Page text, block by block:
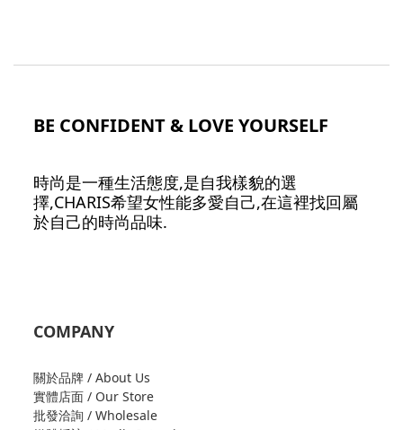
BE CONFIDENT & LOVE YOURSELF
時尚是一種生活態度,是自我樣貌的選
擇,CHARIS希望女性能多愛自己,在這裡找回屬
於自己的時尚品味.
COMPANY
關於品牌 / About Us
實體店面 / Our Store
批發洽詢 / Wholesale